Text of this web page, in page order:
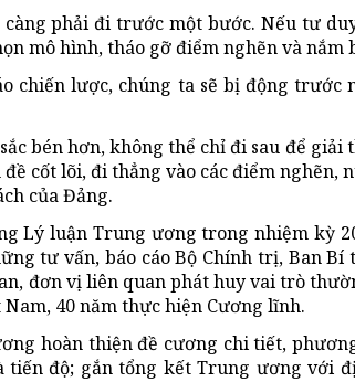
phải đi trước một bước. Nếu tư
mô hình, tháo gỡ điểm nghẽn và nắm
chiến lược, chúng ta sẽ bị động trước
bén hơn, không thể chỉ đi sau để
cốt lõi, đi thẳng vào các điểm nghẽn,
của Đảng.
Lý luận Trung ương trong nhiệm kỳ
tư vấn, báo cáo Bộ Chính trị, Ban
đơn vị liên quan phát huy vai trò
40 năm thực hiện Cương lĩnh.
hoàn thiện đề cương chi tiết,
tiến độ; gắn tổng kết Trung ương với